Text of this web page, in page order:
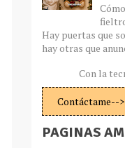
Hay puertas que
hay otras que
Con la
Contáctame-->
PAGINAS